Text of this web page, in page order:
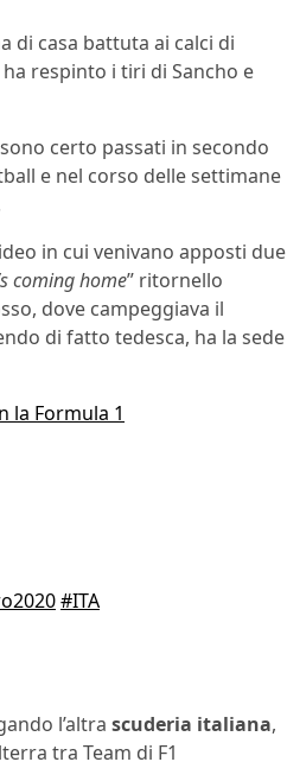
di casa battuta ai calci di
respinto i tiri di Sancho e
certo passati in secondo
e nel corso delle settimane
in cui venivano apposti due
coming home” ritornello
dove campeggiava il
di fatto tedesca, ha la sede
la Formula 1
#ITA
l’altra scuderia italiana,
tra Team di F1